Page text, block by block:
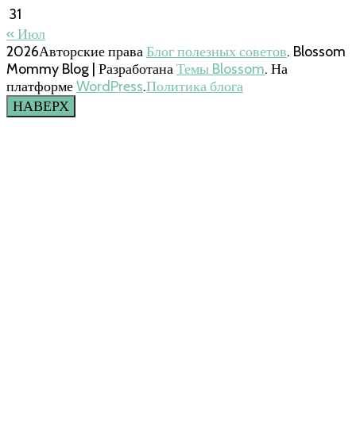
31
« Июл
2026Авторские праваБлог полезных советов. Blossom
Mommy Blog | РазработанаТемы Blossom. На
платформеWordPress.Политика блога
НАВЕРХ